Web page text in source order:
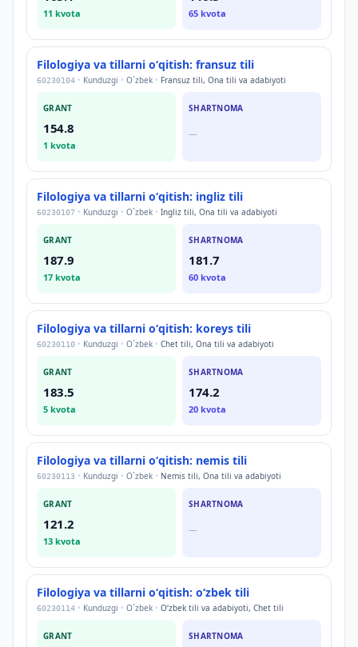
11 kvota 65 kvota
Filologiya va tillarni oʻqitish: fransuz tili
60230104 • Kunduzgi • O`zbek • Fransuz tili, Ona tili va adabiyoti
GRANT
154.8
1 kvota
SHARTNOMA
—
Filologiya va tillarni oʻqitish: ingliz tili
60230107 • Kunduzgi • O`zbek • Ingliz tili, Ona tili va adabiyoti
GRANT
187.9
17 kvota
SHARTNOMA
181.7
60 kvota
Filologiya va tillarni oʻqitish: koreys tili
60230110 • Kunduzgi • O`zbek • Chet tili, Ona tili va adabiyoti
GRANT
183.5
5 kvota
SHARTNOMA
174.2
20 kvota
Filologiya va tillarni oʻqitish: nemis tili
60230113 • Kunduzgi • O`zbek • Nemis tili, Ona tili va adabiyoti
GRANT
121.2
13 kvota
SHARTNOMA
—
Filologiya va tillarni oʻqitish: oʻzbek tili
60230114 • Kunduzgi • O`zbek • Oʻzbek tili va adabiyoti, Chet tili
GRANT SHARTNOMA